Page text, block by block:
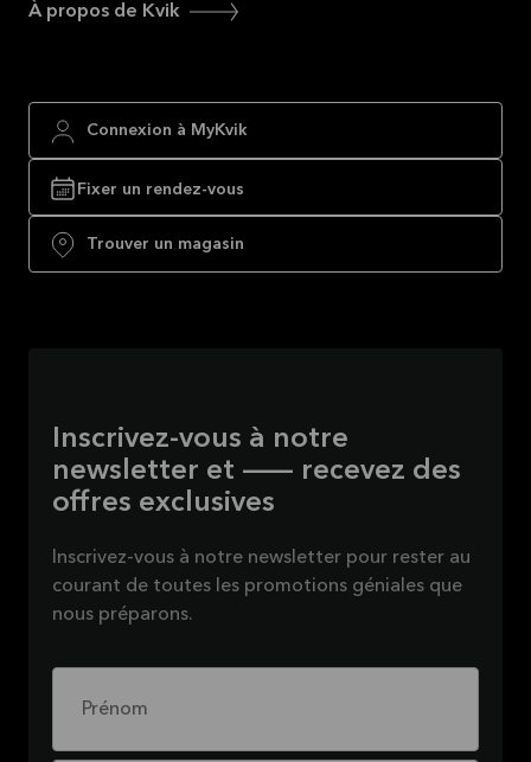
À propos de Kvik
Connexion à MyKvik
Fixer un rendez-vous
Trouver un magasin
Inscrivez-vous à notre
newsletter et — recevez des
offres exclusives
Inscrivez-vous à notre newsletter pour rester au
courant de toutes les promotions géniales que
nous préparons.
Prénom